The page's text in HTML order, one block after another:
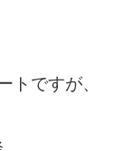
トですが、